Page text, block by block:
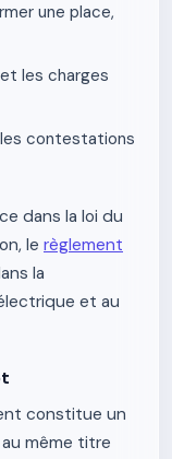
une place,
les charges
contestations
dans la loi du
le règlement
la
et au
constitue un
au même titre